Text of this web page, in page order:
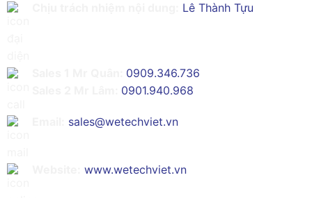
Lê Thành Tựu
0909.346.736
0901.940.968
sales@wetechviet.vn
www.wetechviet.vn